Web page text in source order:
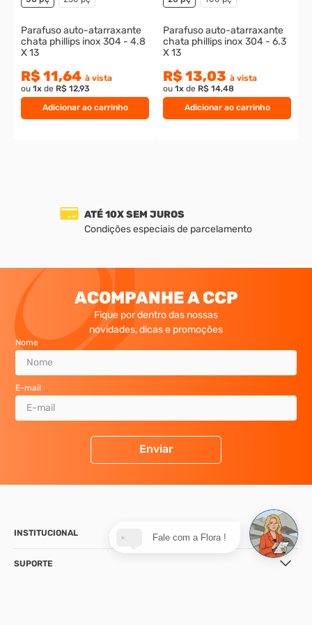
Adicionar ao carrinho
Parafuso auto-atarraxante
chata phillips inox 304 - 4.8
X 13
R$ 11,64 à vista
ou 1x de R$ 12,93
Adicionar ao carrinho
Parafuso auto-atarraxante
chata phillips inox 304 - 6.3
X 13
R$ 13,03 à vista
ou 1x de R$ 14,48
ATÉ 10X SEM JUROS
Condições especiais de parcelamento
ACOMPANHE A CCP
Fique por dentro das nossas
novidades, dicas e promoções
Nome
E-mail
Enviar
INSTITUCIONAL
SUPORTE
Fale com a Flora !